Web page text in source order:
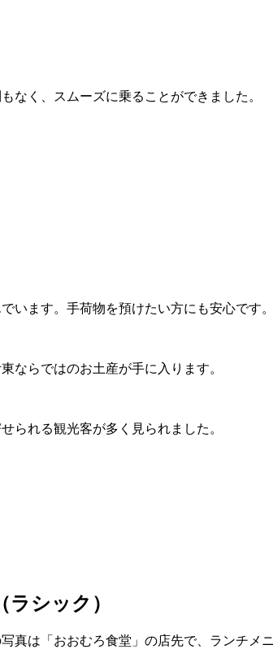
なく、スムーズに乗ることができました。
います。手荷物を預けたい方にも安心です。
ならではのお土産が手に入ります。
られる観光客が多く見られました。
シック）
真は「おおむろ食堂」の店先で、ランチメ